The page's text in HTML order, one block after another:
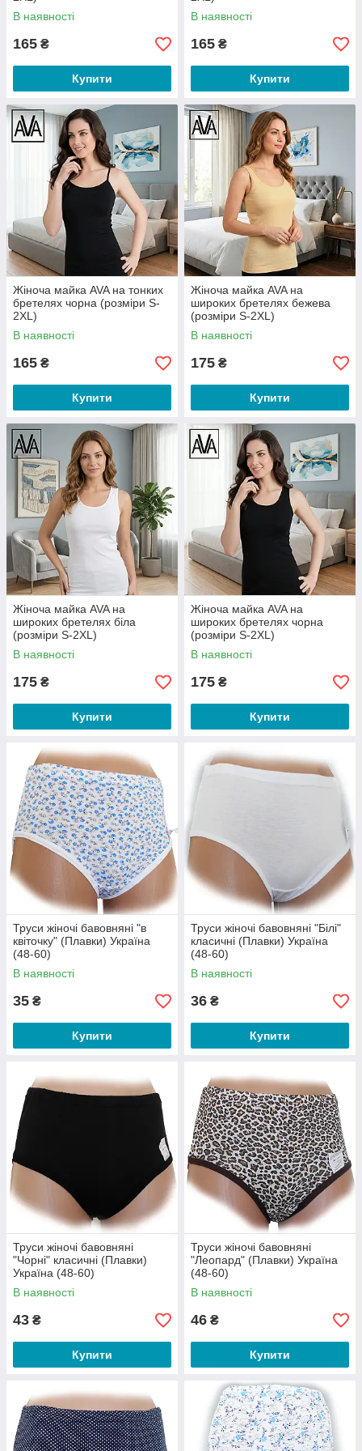
В наявності
165 ₴
Купити
В наявності
165 ₴
Купити
Жіноча майка AVA на тонких
бретелях чорна (розміри S-
2XL)
В наявності
165 ₴
Купити
Жіноча майка AVA на
широких бретелях бежева
(розміри S-2XL)
В наявності
175 ₴
Купити
Жіноча майка AVA на
широких бретелях біла
(розміри S-2XL)
В наявності
175 ₴
Купити
Жіноча майка AVA на
широких бретелях чорна
(розміри S-2XL)
В наявності
175 ₴
Купити
Труси жіночі бавовняні "в
квіточку" (Плавки) Україна
(48-60)
В наявності
35 ₴
Купити
Труси жіночі бавовняні "Білі"
класичні (Плавки) Україна
(48-60)
В наявності
36 ₴
Купити
Труси жіночі бавовняні
"Чорні" класичні (Плавки)
Україна (48-60)
В наявності
43 ₴
Купити
Труси жіночі бавовняні
"Леопард" (Плавки) Україна
(48-60)
В наявності
46 ₴
Купити